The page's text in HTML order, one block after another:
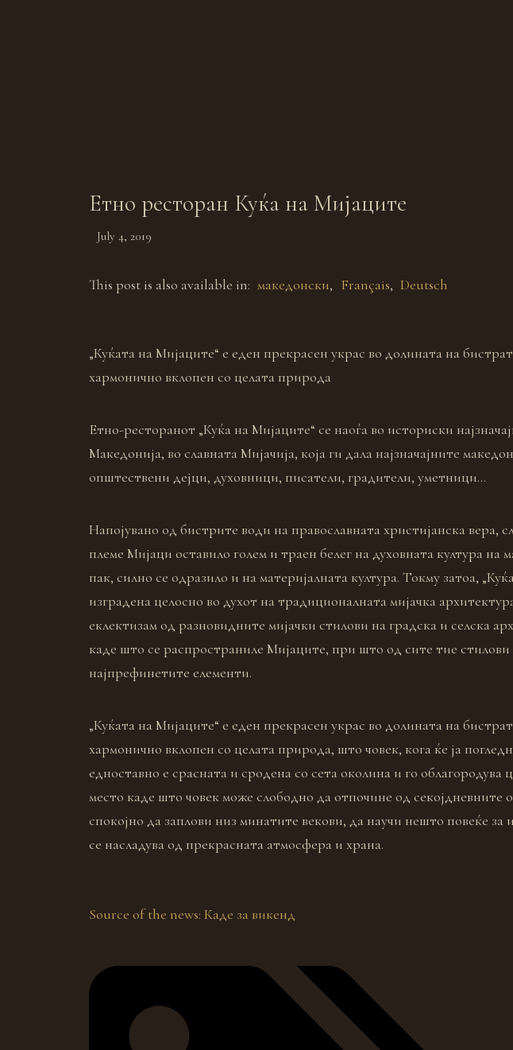
Етно ресторан Куќа на Мијаците
July 4, 2019
This post is also available in: македонски Français Deutsch
„Куќата на Мијаците“ е еден прекрасен украс во долината на
хармонично вклопен со целата природа
Етно-ресторанот „Куќа на Мијаците“ се наоѓа во историски
Македонија, во славната Мијачија, која ги дала најзначајните
општествени дејци, духовници, писатели, градители, уметници…
Напојувано од бистрите води на православната христијанска вера,
племе Мијаци оставило голем и траен белег на духовната култура
пак, силно се одразило и на материјалната култура. Токму затоа,
изградена целосно во духот на традиционалната мијачка
еклектизам од разновидните мијачки стилови на градска и селска
каде што се распространиле Мијаците, при што од сите тие стилови
најпрефинетите елементи.
„Куќата на Мијаците“ е еден прекрасен украс во долината на
хармонично вклопен со целата природа, што човек, кога ќе ја
едноставно е срасната и сродена со сета околина и го облагородува
место каде што човек може слободно да отпочине од секојдневните
спокојно да заплови низ минатите векови, да научи нешто повеќе за
се насладува од прекрасната атмосфера и храна.
Source of the news: Каде за викенд